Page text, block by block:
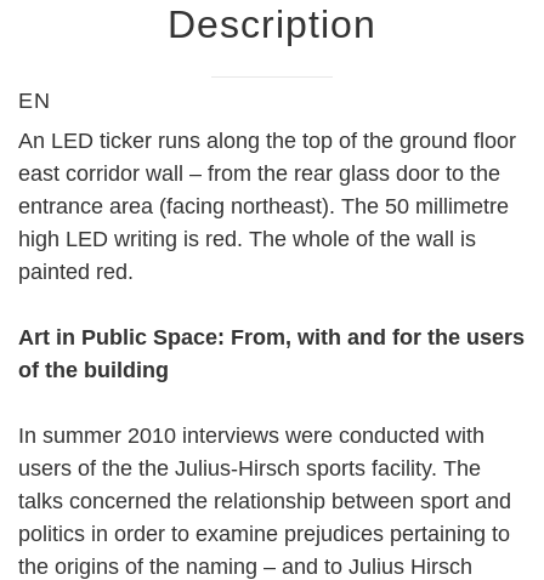
Description
EN
An LED ticker runs along the top of the ground floor
east corridor wall – from the rear glass door to the
entrance area (facing northeast). The 50 millimetre
high LED writing is red. The whole of the wall is
painted red.
Art in Public Space: From, with and for the users
of the building
In summer 2010 interviews were conducted with
users of the the Julius-Hirsch sports facility. The
talks concerned the relationship between sport and
politics in order to examine prejudices pertaining to
the origins of the naming – and to Julius Hirsch